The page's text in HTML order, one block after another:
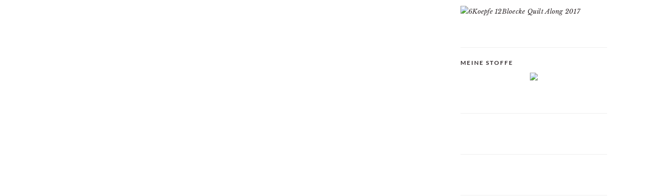
MEINE STOFFE